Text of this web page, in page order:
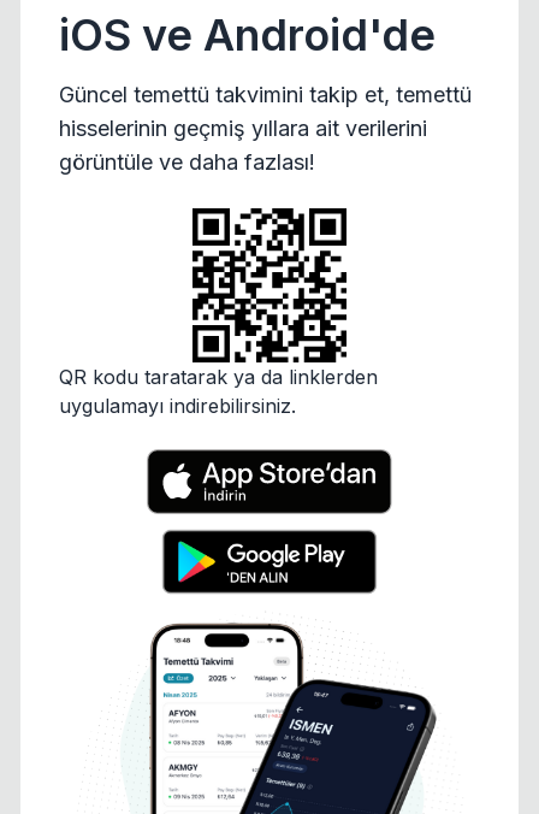
iOS ve Android'de
Güncel temettü takvimini takip et, temettü
hisselerinin geçmiş yıllara ait verilerini
görüntüle ve daha fazlası!
QR kodu taratarak ya da linklerden
uygulamayı indirebilirsiniz.